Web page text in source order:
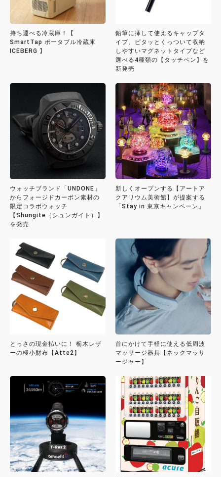
持ち運べる冷蔵庫！【
SmartTap ポータブル冷蔵庫
ICEBERG 】
鉛筆に挿して使えるキャップタ
イプ、ピタッとくっついて収納
しやすいマグネットタイプなど
選べる4種類の【タッチペン】を
新発売
ウォッチブランド「UNDONE」
からフォージドカーボン素材の
限定コラボウォッチ
【Shungite（シュンガイト）】
を発売
新しくオープンする【アートア
クアリウム美術館】が提案する
「Stay in 東京キャンペーン」
とっさの現金払いに！ 栃木レザ
ーの極小財布【Atte2】
首にかけて手軽に使える低周波
マッサージ器具【ネックマッサ
ージャー】